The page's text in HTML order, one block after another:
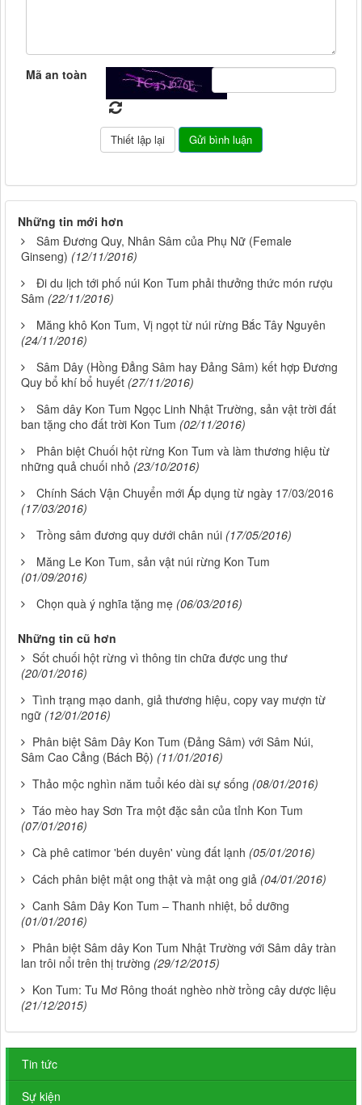
Mã an toàn
Những tin mới hơn
Sâm Đương Quy, Nhân Sâm của Phụ Nữ (Female
Ginseng) (12/11/2016)
Đi du lịch tới phố núi Kon Tum phải thưởng thức món rượu
Sâm (22/11/2016)
Măng khô Kon Tum, Vị ngọt từ núi rừng Bắc Tây Nguyên
(24/11/2016)
Sâm Dây (Hồng Đẳng Sâm hay Đảng Sâm) kết hợp Đương
Quy bổ khí bổ huyết (27/11/2016)
Sâm dây Kon Tum Ngọc Linh Nhật Trường, sản vật trời đất
ban tặng cho đất trời Kon Tum (02/11/2016)
Phân biệt Chuối hột rừng Kon Tum và làm thương hiệu từ
những quả chuối nhỏ (23/10/2016)
Chính Sách Vận Chuyển mới Áp dụng từ ngày 17/03/2016
(17/03/2016)
Trồng sâm đương quy dưới chân núi (17/05/2016)
Măng Le Kon Tum, sản vật núi rừng Kon Tum
(01/09/2016)
Chọn quà ý nghĩa tặng mẹ (06/03/2016)
Những tin cũ hơn
Sốt chuối hột rừng vì thông tin chữa được ung thư
(20/01/2016)
Tình trạng mạo danh, giả thương hiệu, copy vay mượn từ
ngữ (12/01/2016)
Phân biệt Sâm Dây Kon Tum (Đảng Sâm) với Sâm Núi,
Sâm Cao Cẳng (Bách Bộ) (11/01/2016)
Thảo mộc nghìn năm tuổi kéo dài sự sống (08/01/2016)
Táo mèo hay Sơn Tra một đặc sản của tỉnh Kon Tum
(07/01/2016)
Cà phê catimor 'bén duyên' vùng đất lạnh (05/01/2016)
Cách phân biệt mật ong thật và mật ong giả (04/01/2016)
Canh Sâm Dây Kon Tum – Thanh nhiệt, bổ dưỡng
(01/01/2016)
Phân biệt Sâm dây Kon Tum Nhật Trường với Sâm dây tràn
lan trôi nổi trên thị trường (29/12/2015)
Kon Tum: Tu Mơ Rông thoát nghèo nhờ trồng cây dược liệu
(21/12/2015)
Tin tức
Sự kiện